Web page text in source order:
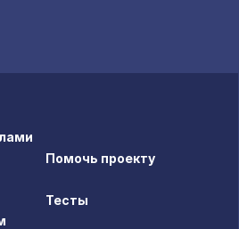
Помочь проекту
Тесты